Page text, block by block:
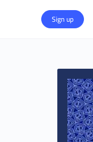
Sign up